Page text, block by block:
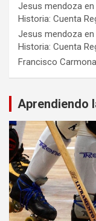
Jesus mendoza en
Historia: Cuenta
Jesus mendoza en
Historia: Cuenta
Francisco Carmona
Aprendiendo